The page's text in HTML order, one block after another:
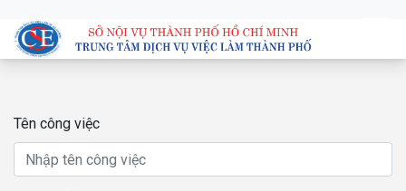
Tên công việc